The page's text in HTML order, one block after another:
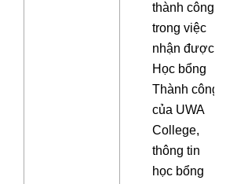
thành công
trong việc
nhận được
Học bổng
Thành công
của UWA
College,
thông tin
học bổng